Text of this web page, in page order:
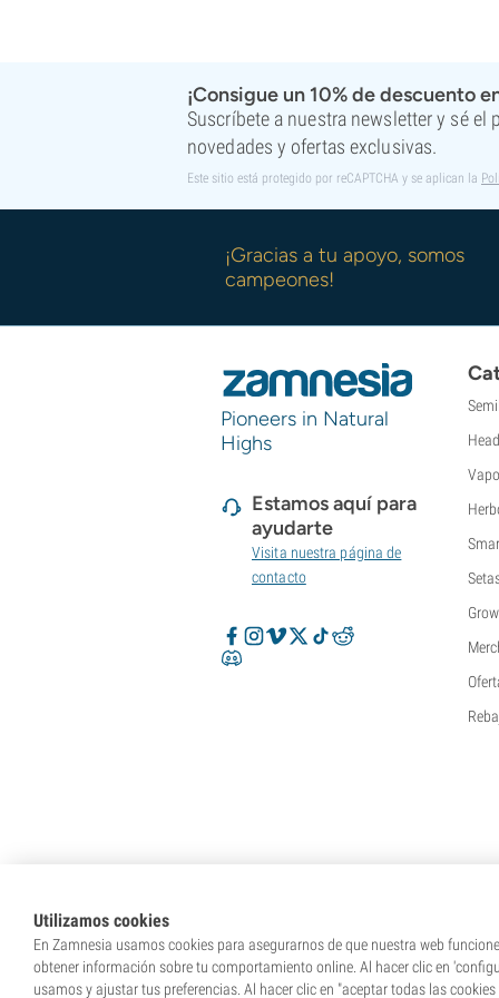
¡Consigue un 10% de descuento
Suscríbete a nuestra newsletter y sé el
novedades y ofertas exclusivas.
Este sitio está protegido por reCAPTCHA y se aplican la
¡Gracias a tu apoyo, somos
campeones!
Pioneers in Natural
Highs
Estamos aquí para
ayudarte
Visita nuestra página de
contacto
Utilizamos cookies
En Zamnesia usamos cookies para asegurarnos de que nuestra web
obtener información sobre tu comportamiento online. Al hacer clic en
usamos y ajustar tus preferencias. Al hacer clic en "aceptar todas las